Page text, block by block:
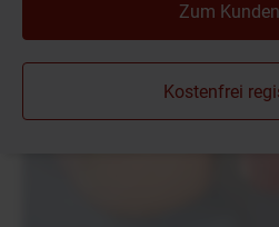
Zum
Kostenfrei